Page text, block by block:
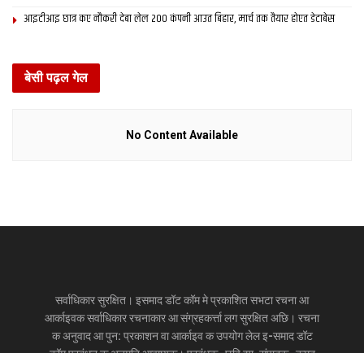
आइटीआइ छात्र कए नौकरी देबा लेल 200 कंपनी आउत बिहार, मार्च तक तैयार होएत डेटाबेस
बेसी पढ़ल गेल
No Content Available
सर्वाधिकार सुरक्षित। इसमाद डॉट कॉम मे प्रकाशित सभटा रचना आ
आर्काइवक सर्वाधिकार रचनाकार आ संग्रहकर्त्ता लग सुरक्षित अछि। रचना
क अनुवाद आ पुन: प्रकाशन वा आर्काइव क उपयोग लेल इ-समाद डॉट